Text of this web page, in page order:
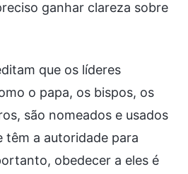
ganhar clareza sobre
que os líderes
o papa, os bispos, os
são nomeados e usados
têm a autoridade para
obedecer a eles é